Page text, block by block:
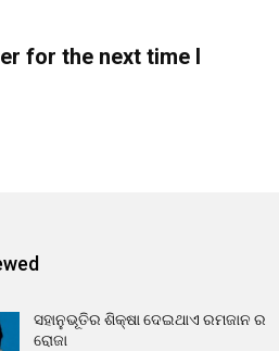
for the next time I
ସହାନୁଭୂତିର ଶିକ୍ଷା ଦେଇଥାଏ ରମଜାନ ର
ରୋଜା